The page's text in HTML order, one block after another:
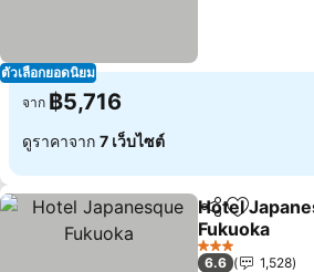
ตัวเลือกยอดนิยม
จาก ฿5,716
ดูราคาจาก 7 เว็บไซต์
แชร์ เพิ่มในรา
Hotel
Fukuoka
ดูราคา
3 ดาว
6.6
1,528